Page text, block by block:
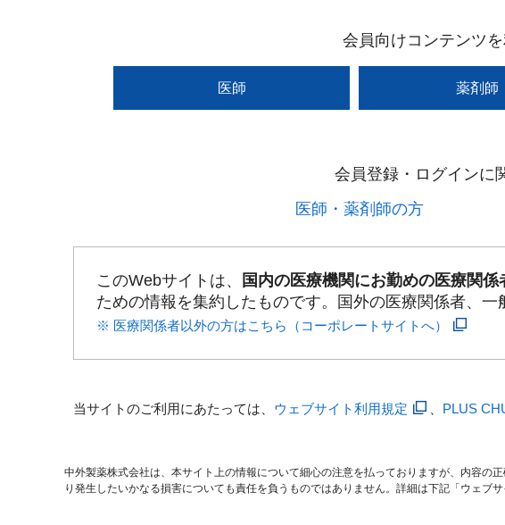
会員向けコンテンツ
医師 薬剤師
会員登録・ログインに
医師・薬剤師の方​
このWebサイトは、 国内の医療機関にお勤めの医療関係
ための情報を集約したものです。国外の医療関係者、
※ 医療関係者以外の方はこちら（コーポレートサイトへ）
当サイトのご利用にあたっては、 ウェブサイト利用規定 PLUS
中外製薬株式会社は、本サイト上の情報について細心の注意を払っておりますが、内容の
り発生したいかなる損害についても責任を負うものではありません。詳細は下記「ウェブサ